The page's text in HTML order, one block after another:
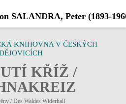
KNIHOVNA V ČESKÝCH
KŘÍŽ /
/ Des Waldes Widerhall
SALANDRA, Peter (1893-